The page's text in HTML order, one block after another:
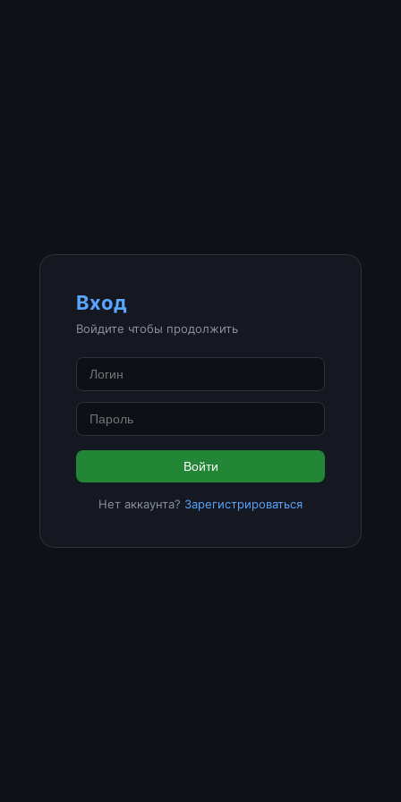
Вход
Войдите чтобы продолжить
Войти
Нет аккаунта? Зарегистрироваться